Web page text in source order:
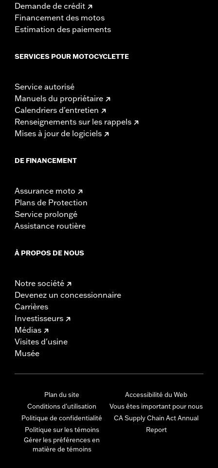
Demande de crédit
Financement des motos
Estimation des paiements
SERVICES POUR MOTOCYCLETTE
Service autorisé
Manuels du propriétaire
Calendriers d'entretien
Renseignements sur les rappels
Mises à jour de logiciels
DE FINANCEMENT
Assurance moto
Plans de Protection
Service prolongé
Assistance routière
À PROPOS DE NOUS
Notre société
Devenez un concessionnaire
Carrières
Investisseurs
Médias
Visites d'usine
Musée
Plan du site
Conditions d'utilisation
Politique de confidentialité
Politique sur les témoins
Gérer les préférences en
matière de témoins
Accessibilité du Web
Vous êtes important pour nous
CA Supply Chain Act Annual
Report